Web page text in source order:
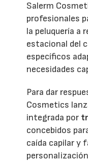
Salerm
profesionales
la peluquería a
estacional del
específicos
necesidades
Para dar
Cosmetics
integrada por
concebidos
caída capilar y